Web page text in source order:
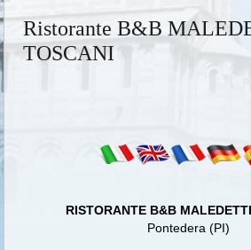
Ristorante B&B
TOSCANI
RISTORANTE B&B
Pontedera (PI)